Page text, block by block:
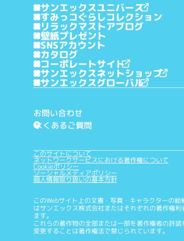
サンエックスユニバース
すみっコぐらしコレクション
リラックマストアブログ
壁紙プレゼント
SNSアカウント
カタログ
コーポレートサイト
サンエックスネットショップ
サンエックスグローバル
お問い合わせ
?
よくあるご質問
このサイトについて
ネットワークサービスにおける著作権について
Cookieポリシー
ソーシャルメディアポリシー
個人情報取り扱いの基本方針
このWebサイト上の文書・写真・キャラクターの絵
はサンエックス株式会社またはそれぞれの著作権利
ます。
これらの著作物の全部または一部を著作権者の許諾
変更することは著作権法で禁じられています。